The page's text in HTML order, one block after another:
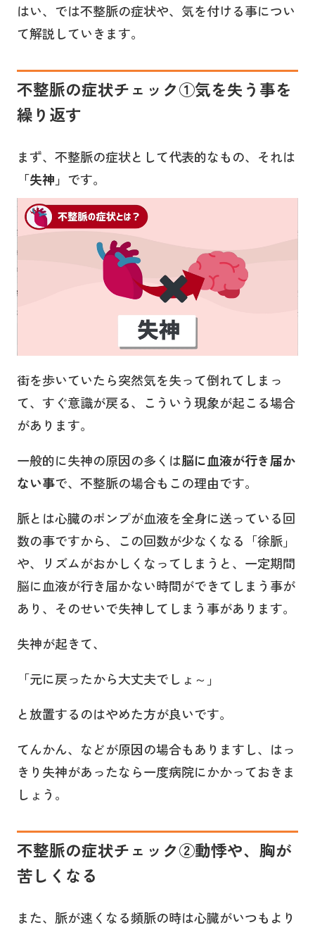
はい、では不整脈の症状や、気を付ける事につい
て解説していきます。
不整脈の症状チェック①気を失う事を
繰り返す
まず、不整脈の症状として代表的なもの、それは
「失神」 です。
街を歩いていたら突然気を失って倒れてしまっ
て、すぐ意識が戻る、こういう現象が起こる場合
があります。
一般的に失神の原因の多くは脳に血液が行き届か
ない事で、不整脈の場合もこの理由です。
脈とは心臓のポンプが血液を全身に送っている回
数の事ですから、この回数が少なくなる「徐脈」
や、リズムがおかしくなってしまうと、一定期間
脳に血液が行き届かない時間ができてしまう事が
あり、そのせいで失神してしまう事があります。
失神が起きて、
「元に戻ったから大丈夫でしょ～」
と放置するのはやめた方が良いです。
てんかん、などが原因の場合もありますし、はっ
きり失神があったなら一度病院にかかっておきま
しょう。
不整脈の症状チェック②動悸や、胸が
苦しくなる
また、脈が速くなる頻脈の時は心臓がいつもより